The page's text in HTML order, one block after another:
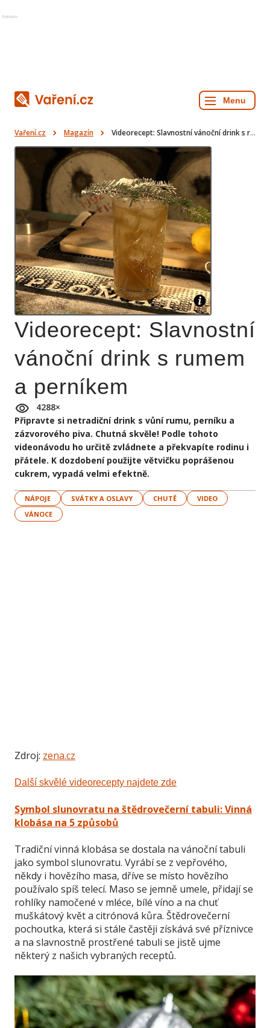
Reklama
Vaření.cz Magazín Videorecept: Slavnostní vánoční drink s rumem a perníkem
Videorecept: Slavnostní
vánoční drink s rumem
a perníkem
4288×
Připravte si netradiční drink s vůní rumu, perníku a
zázvorového piva. Chutná skvěle! Podle tohoto
videonávodu ho určitě zvládnete a překvapíte rodinu i
přátele. K dozdobení použijte větvičku poprášenou
cukrem, vypadá velmi efektně.
NÁPOJE SVÁTKY A OSLAVY CHUTĚ
VIDEO
VÁNOCE
Zdroj: zena.cz
Další skvělé videorecepty najdete zde
Symbol slunovratu na štědrovečerní tabuli: Vinná
klobása na 5 způsobů
Tradiční vinná klobása se dostala na vánoční tabuli
jako symbol slunovratu. Vyrábí se z vepřového,
někdy i hovězího masa, dříve se místo hovězího
používalo spíš telecí. Maso se jemně umele, přidají se
rohlíky namočené v mléce, bílé víno a na chuť
muškátový květ a citrónová kůra. Štědrovečerní
pochoutka, která si stále častěji získává své příznivce
a na slavnostně prostřené tabuli se jistě ujme
některý z našich vybraných receptů.